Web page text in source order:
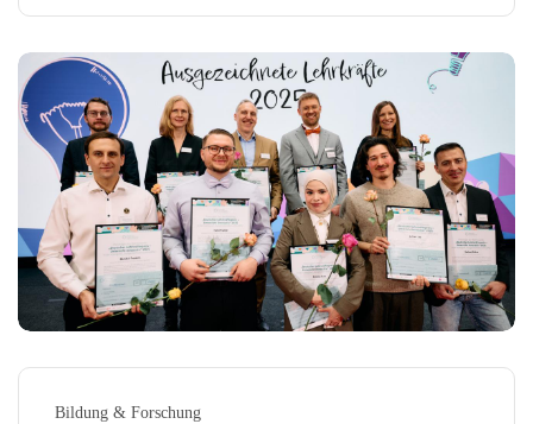
Bildung & Forschung